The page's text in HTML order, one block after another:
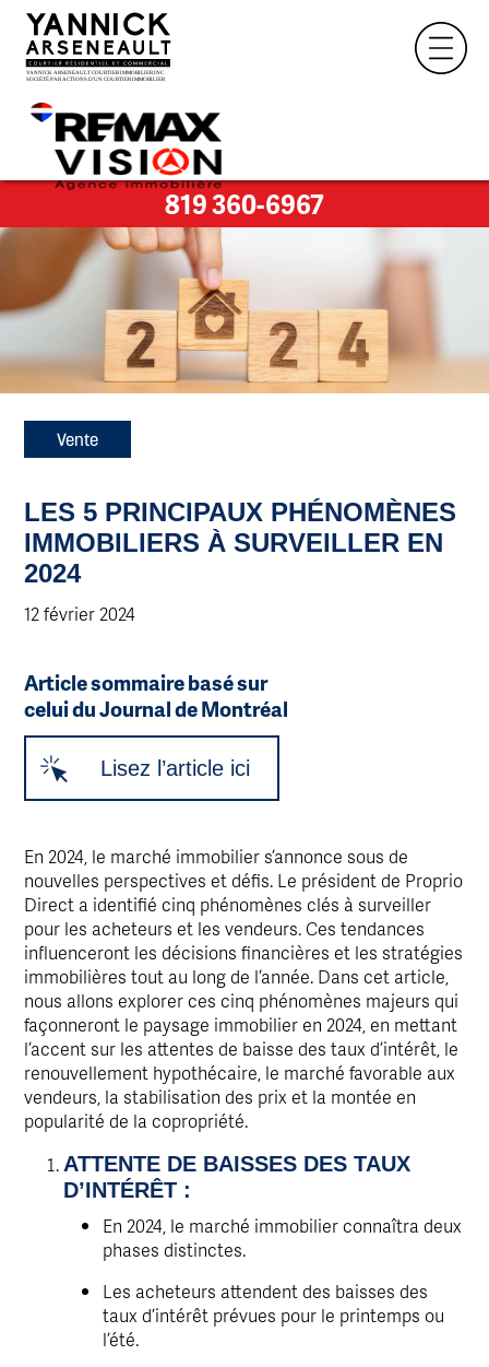
819 360-6967
Vente
LES 5 PRINCIPAUX PHÉNOMÈNES
IMMOBILIERS À SURVEILLER EN
2024
12 février 2024
Article sommaire basé sur
celui du Journal de Montréal
Lisez l’article ici
En 2024, le marché immobilier s’annonce sous de
nouvelles perspectives et défis. Le président de Proprio
Direct a identifié cinq phénomènes clés à surveiller
pour les acheteurs et les vendeurs. Ces tendances
influenceront les décisions financières et les stratégies
immobilières tout au long de l’année. Dans cet article,
nous allons explorer ces cinq phénomènes majeurs qui
façonneront le paysage immobilier en 2024, en mettant
l’accent sur les attentes de baisse des taux d’intérêt, le
renouvellement hypothécaire, le marché favorable aux
vendeurs, la stabilisation des prix et la montée en
popularité de la copropriété.
ATTENTE DE BAISSES DES TAUX
D’INTÉRÊT :
En 2024, le marché immobilier connaîtra deux
phases distinctes.
Les acheteurs attendent des baisses des
taux d’intérêt prévues pour le printemps ou
l’été.